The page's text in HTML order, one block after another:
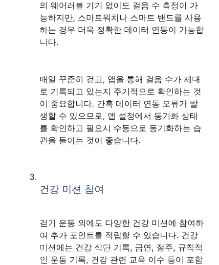
의 웨어러블 기기 없이도 걸음 수 측정이 가
능하지만, 스마트워치나 스마트 밴드를 사용
하는 경우 더욱 정확한 데이터 연동이 가능합
니다.
매일 꾸준히 걷고, 앱을 통해 걸음 수가 제대
로 기록되고 있는지 주기적으로 확인하는 것
이 중요합니다. 간혹 데이터 연동 오류가 발
생할 수 있으므로, 앱 설정에서 동기화 상태
를 확인하고 필요시 수동으로 동기화하는 습
관을 들이는 것이 좋습니다.
건강 미션 참여
걷기 운동 외에도 다양한 건강 미션에 참여하
여 추가 포인트를 적립할 수 있습니다. 건강
미션에는 건강 식단 기록, 금연, 절주, 규칙적
인 운동 기록, 건강 관련 교육 이수 등이 포함